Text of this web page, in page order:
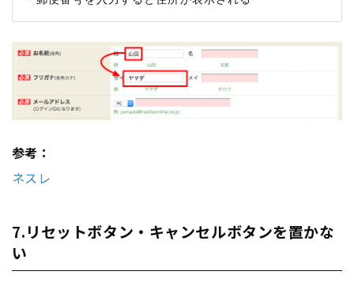
参考：
ネスレ
7.リセットボタン・キャンセルボタンを置かな
い